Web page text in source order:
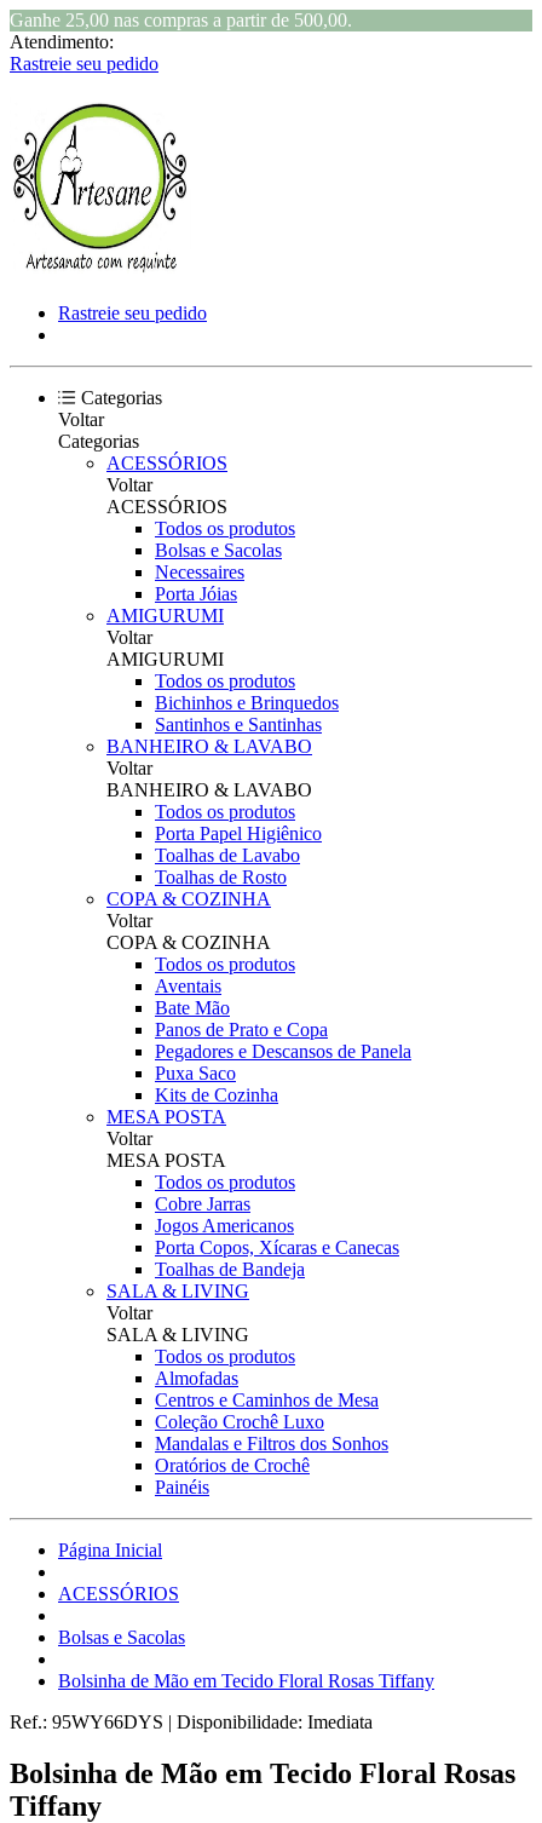
Ganhe 25,00 nas compras a partir de 500,00.
Atendimento:
Rastreie seu pedido
Rastreie seu pedido
Categorias
Voltar
Categorias
ACESSÓRIOS
Voltar
ACESSÓRIOS
Todos os produtos
Bolsas e Sacolas
Necessaires
Porta Jóias
AMIGURUMI
Voltar
AMIGURUMI
Todos os produtos
Bichinhos e Brinquedos
Santinhos e Santinhas
BANHEIRO & LAVABO
Voltar
BANHEIRO & LAVABO
Todos os produtos
Porta Papel Higiênico
Toalhas de Lavabo
Toalhas de Rosto
COPA & COZINHA
Voltar
COPA & COZINHA
Todos os produtos
Aventais
Bate Mão
Panos de Prato e Copa
Pegadores e Descansos de Panela
Puxa Saco
Kits de Cozinha
MESA POSTA
Voltar
MESA POSTA
Todos os produtos
Cobre Jarras
Jogos Americanos
Porta Copos, Xícaras e Canecas
Toalhas de Bandeja
SALA & LIVING
Voltar
SALA & LIVING
Todos os produtos
Almofadas
Centros e Caminhos de Mesa
Coleção Crochê Luxo
Mandalas e Filtros dos Sonhos
Oratórios de Crochê
Painéis
Página Inicial
ACESSÓRIOS
Bolsas e Sacolas
Bolsinha de Mão em Tecido Floral Rosas Tiffany
Ref.: 95WY66DYS | Disponibilidade: Imediata
Bolsinha de Mão em Tecido Floral Rosas
Tiffany